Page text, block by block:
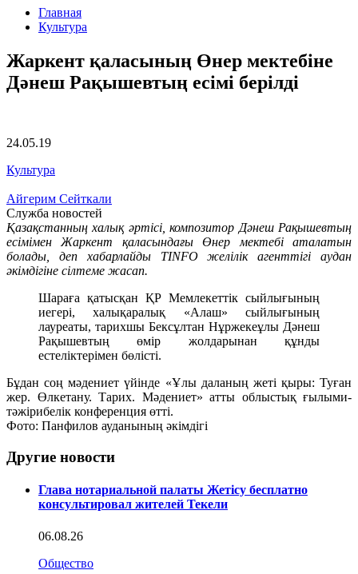
Главная
Культура
Жаркент қаласының Өнер мектебіне
Дәнеш Рақышевтың есімі берілді
24.05.19
Культура
Айгерим Сейткали
Служба новостей
Қазақстанның халық әртісі, композитор Дәнеш Рақышевтың
есімімен Жаркент қаласындағы Өнер мектебі аталатын
болады, деп хабарлайды TINFO желілік агенттігі аудан
әкімдігіне сілтеме жасап.
Шараға қатысқан ҚР Мемлекеттік сыйлығының
иегері, халықаралық «Алаш» сыйлығының
лауреаты, тарихшы Бексұлтан Нұржекеұлы Дәнеш
Рақышевтың өмір жолдарынан құнды
естеліктерімен бөлісті.
Бұдан соң мәдениет үйінде «Ұлы даланың жеті қыры: Туған
жер. Өлкетану. Тарих. Мәдениет» атты облыстық ғылыми-
тәжірибелік конференция өтті.
Фото: Панфилов ауданының әкімдігі
Другие новости
Глава нотариальной палаты Жетісу бесплатно
консультировал жителей Текели
06.08.26
Общество